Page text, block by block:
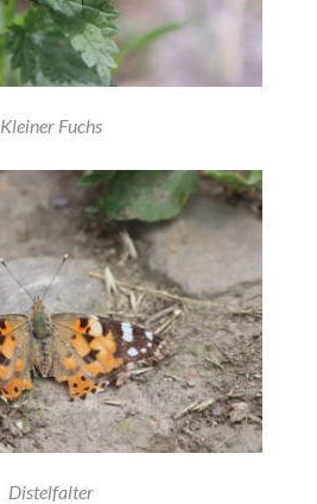
Kleiner Fuchs
Distelfalter